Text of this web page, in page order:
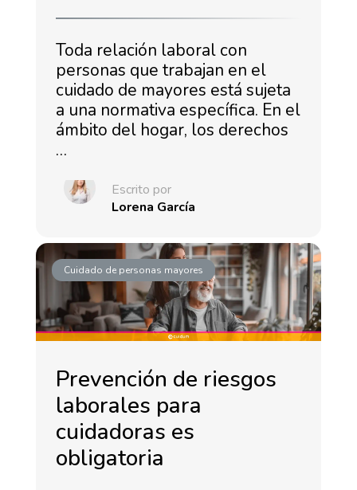
Toda relación laboral con
personas que trabajan en el
cuidado de mayores está sujeta
a una normativa específica. En el
ámbito del hogar, los derechos
…
Escrito por
Lorena García
Cuidado de personas mayores
Prevención de riesgos
laborales para
cuidadoras es
obligatoria